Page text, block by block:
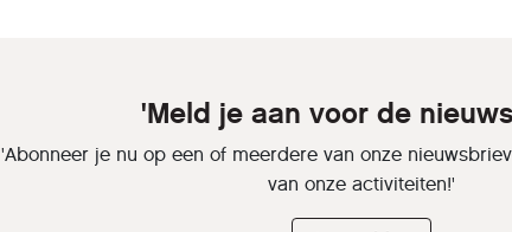
'Meld je aan voor de
'Abonneer je nu op een of meerdere van onze
van onze activiteiten!'